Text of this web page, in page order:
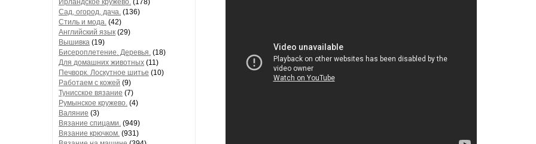
Ирландское кружево. (178)
Сад, огород, дача. (136)
Стиль и мода. (42)
Английский язык (29)
Вышивка (19)
Бисероплетение. Деревья. (18)
Для домашних животных (11)
Печворк. Лоскутное шитье (10)
Работаем с кожей (9)
Тунисское вязание (7)
Румынское кружево. (4)
Валяние (3)
Вязание спицами. (949)
Вязание крючком. (931)